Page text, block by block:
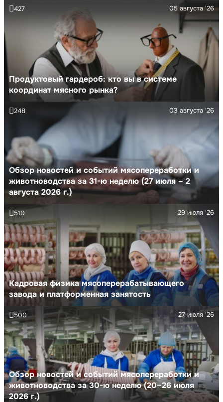
Продуктовый гардероб: кто вы в системе
координат мясного рынка?
05 августа '26
427
Обзор новостей и событий мясопереработки и
животноводства за 31-ю неделю (27 июля – 2
августа 2026 г.)
03 августа '26
248
Кадровая физика мясоперерабатывающего
завода и платформенная занятость
29 июля '26
510
Обзор новостей и событий мясопереработки и
животноводства за 30-ю неделю (20–26 июля
2026 г.)
27 июля '26
500